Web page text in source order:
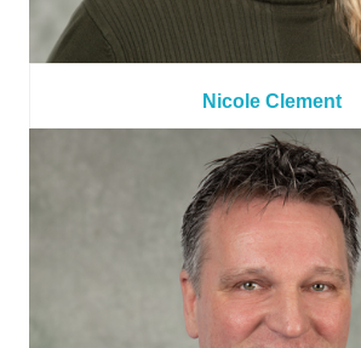
Nicole Clement